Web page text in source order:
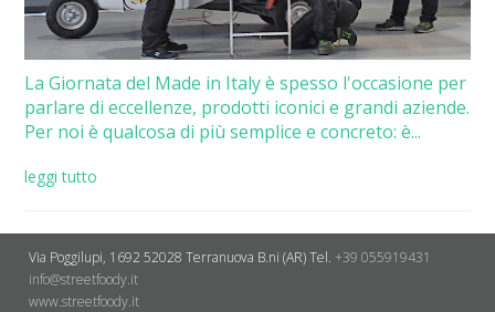
La Giornata del Made in Italy è spesso l'occasione per
parlare di eccellenze, prodotti iconici e grandi aziende.
Per noi è qualcosa di più semplice e concreto: è...
leggi tutto
Via Poggilupi, 1692 52028 Terranuova B.ni (AR)Tel. +39 055919431
info@streetfoody.it
www.streetfoody.it